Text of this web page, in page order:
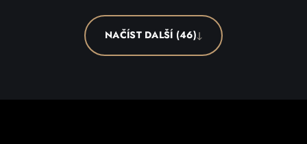
NAČÍST DALŠÍ (46)